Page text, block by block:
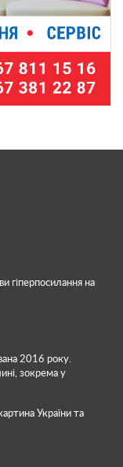
гіперпосилання на
2016 року.
зокрема у
України та